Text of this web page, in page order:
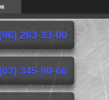
263-33-00
345-90-66